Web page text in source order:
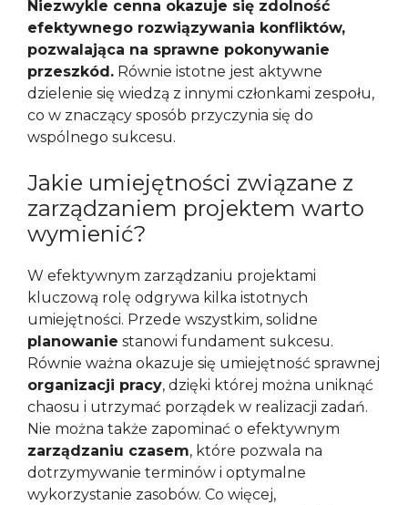
Niezwykle cenna okazuje się zdolność
efektywnego rozwiązywania konfliktów,
pozwalająca na sprawne pokonywanie
przeszkód. Równie istotne jest aktywne
dzielenie się wiedzą z innymi członkami zespołu,
co w znaczący sposób przyczynia się do
wspólnego sukcesu.
Jakie umiejętności związane z
zarządzaniem projektem warto
wymienić?
W efektywnym zarządzaniu projektami
kluczową rolę odgrywa kilka istotnych
umiejętności. Przede wszystkim, solidne
planowanie stanowi fundament sukcesu.
Równie ważna okazuje się umiejętność sprawnej
organizacji pracy, dzięki której można uniknąć
chaosu i utrzymać porządek w realizacji zadań.
Nie można także zapominać o efektywnym
zarządzaniu czasem, które pozwala na
dotrzymywanie terminów i optymalne
wykorzystanie zasobów. Co więcej,